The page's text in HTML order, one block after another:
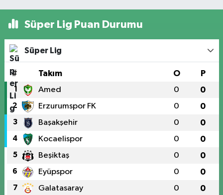
Süper Lig Puan Durumu
Süper Lig
# Takım O P
1 Amed 0 0
2 Erzurumspor FK 0 0
3 Başakşehir 0 0
4 Kocaelispor 0 0
5 Beşiktaş 0 0
6 Eyüpspor 0 0
7 Galatasaray 0 0